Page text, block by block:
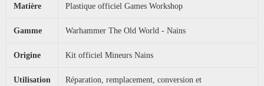
Matière Plastique officiel Games Workshop
Gamme Warhammer The Old World - Nains
Origine Kit officiel Mineurs Nains
Utilisation
Réparation, remplacement, conversion et